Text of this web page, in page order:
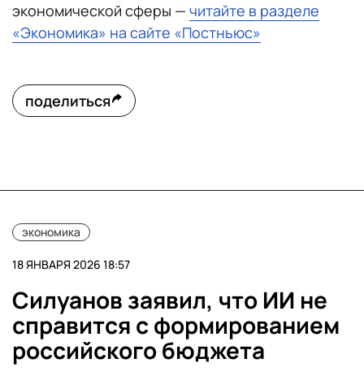
экономической сферы — читайте в разделе
«Экономика» на сайте «Постньюс»
поделиться
экономика
18 ЯНВАРЯ 2026 18:57
Силуанов заявил, что ИИ не
справится с формированием
российского бюджета